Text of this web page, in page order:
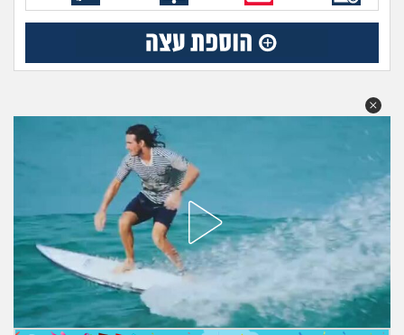
פיננסי וכלכלה
חיות מחמד
יוקר המחיה
גאווה